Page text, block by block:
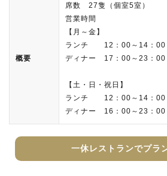
概要
席数 27隻（個室5室）
営業時間
【月～金】
ランチ 12：00～14：00
ディナー 17：00～23：00
【土・日・祝日】
ランチ 12：00～14：00
ディナー 16：00～23：00
一休レストランでプラ